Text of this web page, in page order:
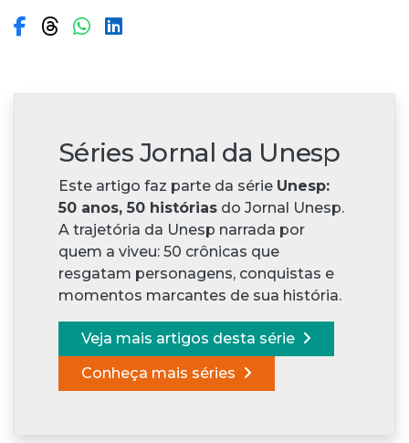
Compartilhar no Facebook
Compartilhar no Threads
Compartilhar no WhatsApp
Compartilhar no LinkedIn
Séries Jornal da Unesp
Este artigo faz parte da série Unesp:
50 anos, 50 histórias do Jornal Unesp.
A trajetória da Unesp narrada por
quem a viveu: 50 crônicas que
resgatam personagens, conquistas e
momentos marcantes de sua história.
Veja mais artigos desta série
Conheça mais séries